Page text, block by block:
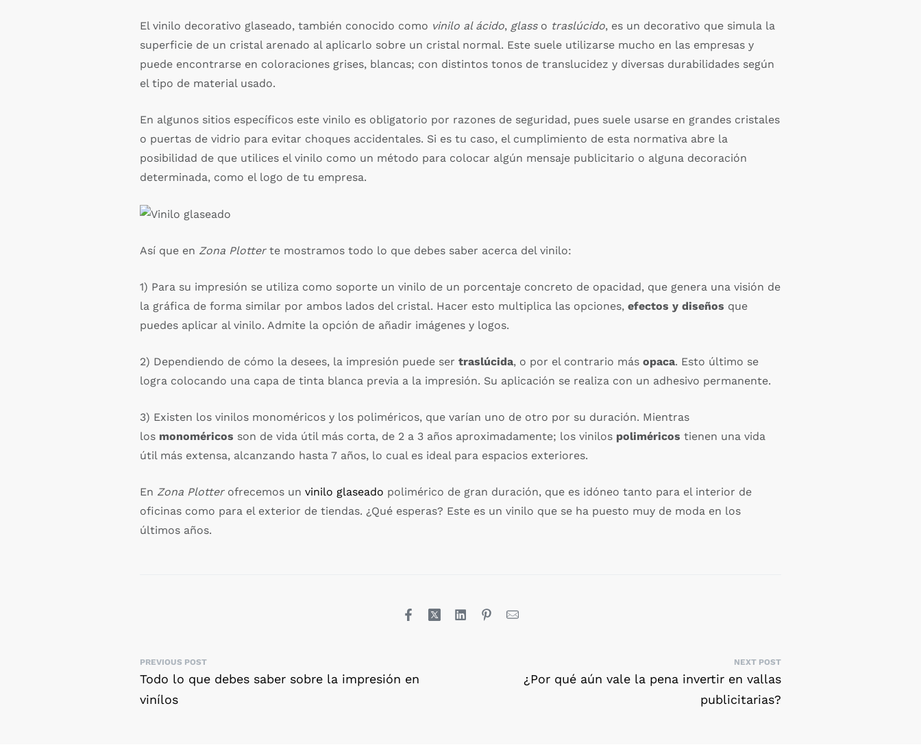
El vinilo decorativo glaseado, también conocido como vinilo al ácido, glasso traslúcido, es un decorativo que simula la
superficie de un cristal arenado al aplicarlo sobre un cristal normal. Este suele utilizarse mucho en las empresas y
puede encontrarse en coloraciones grises, blancas; con distintos tonos de translucidez y diversas durabilidades según
el tipo de material usado.
En algunos sitios específicos este vinilo es obligatorio por razones de seguridad, pues suele usarse en grandes cristales
o puertas de vidrio para evitar choques accidentales. Si es tu caso, el cumplimiento de esta normativa abre la
posibilidad de que utilices el vinilo como un método para colocar algún mensaje publicitario o alguna decoración
determinada, como el logo de tu empresa.
Así que en Zona Plotterte mostramos todo lo que debes saber acerca del vinilo:
1) Para su impresión se utiliza como soporte un vinilo de un porcentaje concreto de opacidad, que genera una visión de
la gráfica de forma similar por ambos lados del cristal. Hacer esto multiplica las opciones, efectos y diseños que
puedes aplicar al vinilo. Admite la opción de añadir imágenes y logos.
2) Dependiendo de cómo la desees, la impresión puede ser traslúcida, o por el contrario más opaca. Esto último se
logra colocando una capa de tinta blanca previa a la impresión. Su aplicación se realiza con un adhesivo permanente.
3) Existen los vinilos monoméricos y los poliméricos, que varían uno de otro por su duración. Mientras
los monoméricos son de vida útil más corta, de 2 a 3 años aproximadamente; los vinilos poliméricos tienen una vida
útil más extensa, alcanzando hasta 7 años, lo cual es ideal para espacios exteriores.
En Zona Plotterofrecemos un vinilo glaseado polimérico de gran duración, que es idóneo tanto para el interior de
oficinas como para el exterior de tiendas. ¿Qué esperas? Este es un vinilo que se ha puesto muy de moda en los
últimos años.
PREVIOUS POST
Todo lo que debes saber sobre la impresión en
vinílos
NEXT POST
¿Por qué aún vale la pena invertir en vallas
publicitarias?